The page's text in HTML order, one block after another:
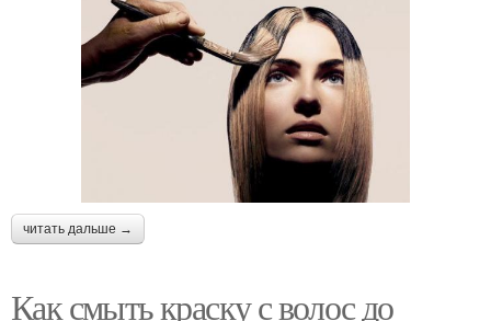
читать дальше →
Как смыть краску с волос до